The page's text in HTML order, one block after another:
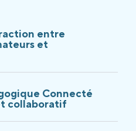
entre
et
Connecté
collaboratif